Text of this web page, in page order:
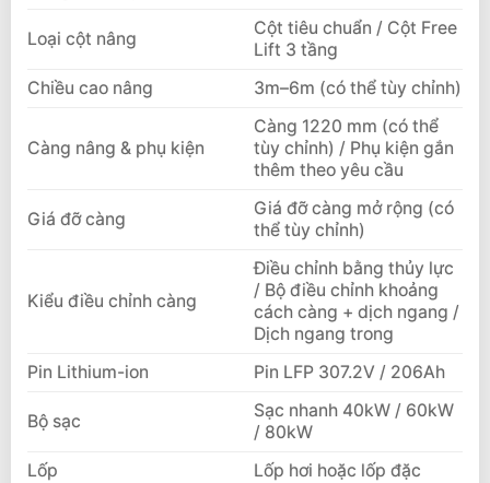
Loại cột nâng
Cột tiêu chuẩn / Cột Free
Lift 3 tầng
Chiều cao nâng
3m–6m (có thể tùy chỉnh)
Càng nâng & phụ kiện
Càng 1220 mm (có thể
tùy chỉnh) / Phụ kiện gắn
thêm theo yêu cầu
Giá đỡ càng
Giá đỡ càng mở rộng (có
thể tùy chỉnh)
Kiểu điều chỉnh càng
Điều chỉnh bằng thủy lực
/ Bộ điều chỉnh khoảng
cách càng + dịch ngang /
Dịch ngang trong
Pin Lithium-ion
Pin LFP 307.2V / 206Ah
Bộ sạc
Sạc nhanh 40kW / 60kW
/ 80kW
Lốp
Lốp hơi hoặc lốp đặc